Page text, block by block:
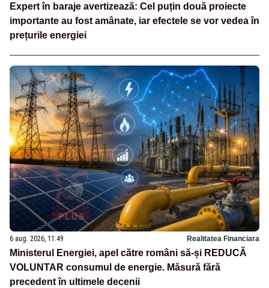
Expert în baraje avertizează: Cel puțin două proiecte
importante au fost amânate, iar efectele se vor vedea în
prețurile energiei
6 aug. 2026, 11:49 Realitatea Financiara
Ministerul Energiei, apel către români să-și REDUCĂ
VOLUNTAR consumul de energie. Măsură fără
precedent în ultimele decenii